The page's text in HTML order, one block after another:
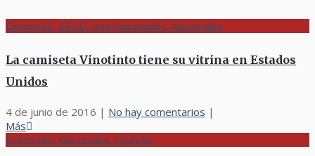
Deportes, EEUU, Internacionales, Nacionales
La camiseta Vinotinto tiene su vitrina en Estados
Unidos
4 de junio de 2016 | No hay comentarios |
Más
Economía, Nacionales, Opinión